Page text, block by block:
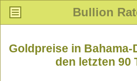
Bullion
Goldpreise in Bahama-
den letzten 90